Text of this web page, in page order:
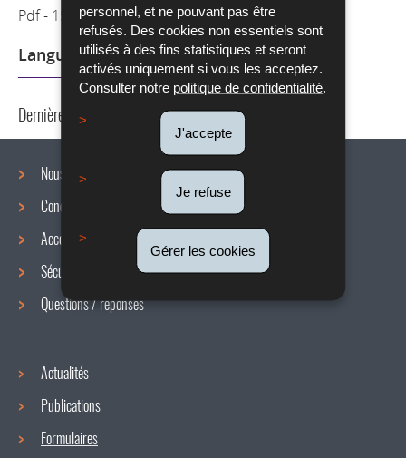
personnel, et ne pouvant pas être
refusés. Des cookies non essentiels sont
utilisés à des fins statistiques et seront
activés uniquement si vous les acceptez.
Consulter notre politique de confidentialité
J'accepte
Je refuse
Gérer les cookies
Langue :Allemand
Pdf - 153 Ko - 3 page(s)
Dernière mise à jour 31/08/2021
Menu
de
navigation
Nous connaître
Conditions de travail
Accords collectifs
Sécurité / Santé au travail
Questions / réponses
Actualités
Publications
Formulaires